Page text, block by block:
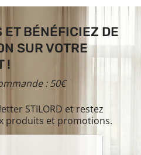
BÉNÉFICIEZ DE
SUR VOTRE
!
: 50€
STILORD et restez
produits et promotions.